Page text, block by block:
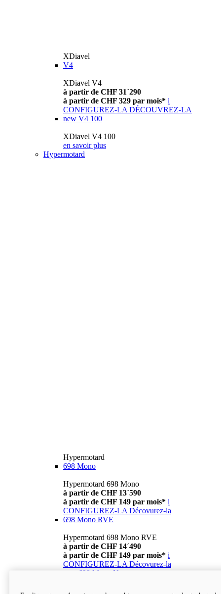
XDiavel
V4
XDiavel V4
à partir de CHF 31´290
à partir de CHF 329 par mois* i
CONFIGUREZ-LA DÉCOUVREZ-LA
new V4 100
XDiavel V4 100
en savoir plus
Hypermotard
Hypermotard
698 Mono
Hypermotard 698 Mono
à partir de CHF 13´590
à partir de CHF 149 par mois* i
CONFIGUREZ-LA Décovurez-la
698 Mono RVE
Hypermotard 698 Mono RVE
à partir de CHF 14´490
à partir de CHF 149 par mois* i
CONFIGUREZ-LA Décovurez-la
698 Mono Nera
Hypermotard 698 Mono Nera